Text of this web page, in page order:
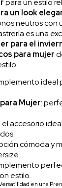
para un estilo
un look
neutros con
es una
para el
para mujer
ideal
Mujer:
: el accesorio
cómoda y
estilo.
en una